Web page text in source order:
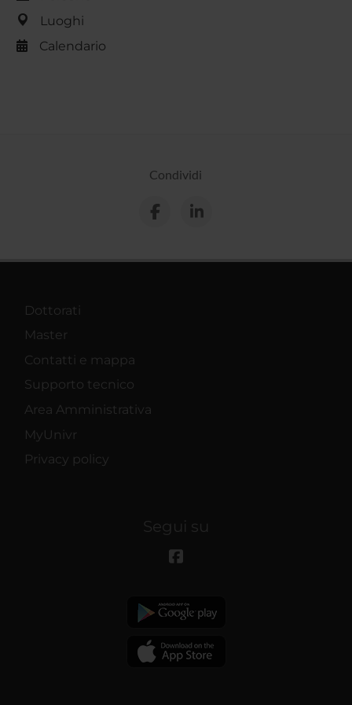
Luoghi
Calendario
Condividi
Dottorati
Master
Contatti e mappa
Supporto tecnico
Area Amministrativa
MyUnivr
Privacy policy
Segui su